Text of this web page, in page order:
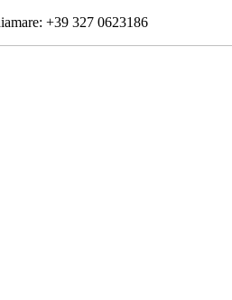
+39 327 0623186